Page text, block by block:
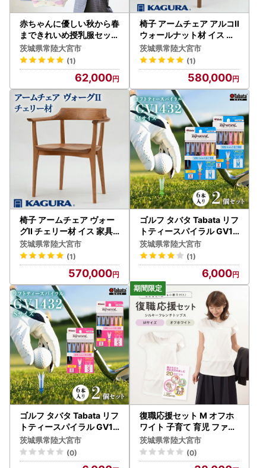
赤ちゃんに優しい秋から春
まできれいめ授乳服セット
ネイビー/L トップス 下着
ブラジャー 【マタニティ
】【ho0921】
茨城県常陸大宮市
(1)
62,000
椅子 アームチェア アルコII
ウォールナット材 イス 家
具蔵 KAGURA 【椅子】【
ho0994】
茨城県常陸大宮市
(1)
580,000
椅子 アームチェア ヴォー
グII チェリー材 イス 家具
蔵 KAGURA 【椅子】【ho
0944】
茨城県常陸大宮市
(1)
570,000
ゴルフ タバタ Tabata リフ
トティースパイラル GV14
32 Mサイズ×2個セット 【
ゴルフ】【ho1344-1】
茨城県常陸大宮市
(1)
6,000
ゴルフ タバタ Tabata リフ
トティースパイラル GV14
32 Sサイズ×2個セット 【
ゴルフ】【ho1343-1】
茨城県常陸大宮市
(0)
復職応援セット M オフホ
ワイト 子育て 育児 ファッ
ション 【マタニティ】【h
o0910】
茨城県常陸大宮市
(0)